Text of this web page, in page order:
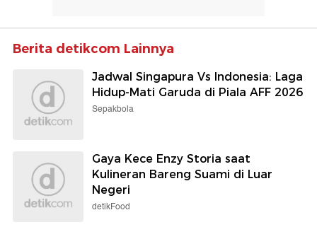
Berita detikcom Lainnya
Jadwal Singapura Vs Indonesia: Laga
Hidup-Mati Garuda di Piala AFF 2026
Sepakbola
Gaya Kece Enzy Storia saat
Kulineran Bareng Suami di Luar
Negeri
detikFood